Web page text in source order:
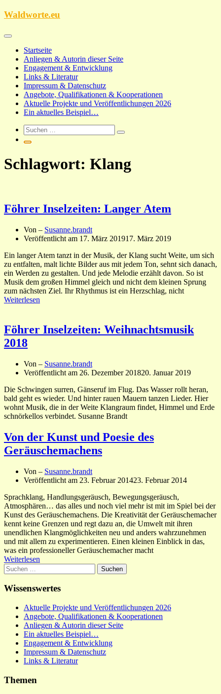
Zum
Waldworte.eu
Startseite
Anliegen & Autorin dieser Seite
Engagement & Entwicklung
Links & Literatur
Impressum & Datenschutz
Angebote, Qualifikationen & Kooperationen
Aktuelle Projekte und Veröffentlichungen 2026
Ein aktuelles Beispiel…
Schlagwort: Klang
Föhrer Inselzeiten: Langer Atem
Von – Susanne.brandt
Veröffentlicht am 17. März 201917. März 2019
Ein langer Atem tanzt in der Musik, der Klang sucht Weite, um sich
zu entfalten, malt lichte Bilder aus mit jedem Ton, sehnt sich danach,
ein Werden zu gestalten. Und jede Melodie erzählt davon. So ist
Musik dem großen Himmel gleich und nicht dem kleinen Sprung
zum nächsten Ziel. Ihr Rhythmus ist ein Herzschlag, nicht
Weiterlesen
Föhrer Inselzeiten: Weihnachtsmusik
2018
Von – Susanne.brandt
Veröffentlicht am 26. Dezember 201820. Januar 2019
Die Schwingen surren, Gänseruf im Flug. Das Wasser rollt heran,
bald geht es wieder. Und hinter rauen Mauern tanzen Lieder. Hier
wohnt Musik, die in der Weite Klangraum findet, Himmel und Erde
schnörkellos verbindet. Susanne Brandt
Von der Kunst und Poesie des
Geräuschemachens
Von – Susanne.brandt
Veröffentlicht am 23. Februar 201423. Februar 2014
Sprachklang, Handlungsgeräusch, Bewegungsgeräusch,
Atmosphären… das alles und noch viel mehr ist mit im Spiel bei der
Kunst des Geräuschemachens. Die Kreativität der Geräuschemacher
kennt keine Grenzen und regt dazu an, die Umwelt mit ihren
unendlichen Klangmöglichkeiten neu und anders wahrzunehmen
und mit allem zu experimentieren. Einen kleinen Einblick in das,
was ein professioneller Geräuschemacher macht
Weiterlesen
Suchen
nach:
Wissenswertes
Aktuelle Projekte und Veröffentlichungen 2026
Angebote, Qualifikationen & Kooperationen
Anliegen & Autorin dieser Seite
Ein aktuelles Beispiel…
Engagement & Entwicklung
Impressum & Datenschutz
Links & Literatur
Themen